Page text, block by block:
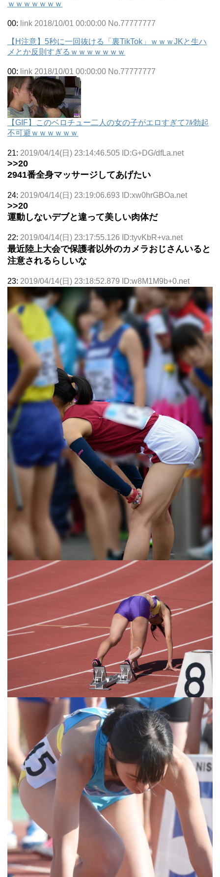
ｗｗｗｗｗｗｗ
00: link 2018/10/01 00:00:00 No.77777777
【H注意】5秒に一回抜ける「裏TikTok」ｗｗｗJKと生ハ
メとか反則すぎるｗｗｗｗｗｗｗ
00: link 2018/10/01 00:00:00 No.77777777
【GIF】このベロチュー二人の女の子がエロすぎてﾌﾙ勃起
不可避ｗｗｗｗｗｗ
21: 2019/04/14(日) 23:14:46.505 ID:G+DG/dfLa.net
>>20
2941番全身マッサージしてあげたい
24: 2019/04/14(日) 23:19:06.693 ID:xw0hrGBOa.net
>>20
運動しないデブと違って美しい肉体だ
22: 2019/04/14(日) 23:17:55.126 ID:tyvKbR+va.net
最近陸上大会で保護者以外のカメラおじさんいると
注意されるらしいな
23: 2019/04/14(日) 23:18:52.879 ID:w8M1M9b+0.net